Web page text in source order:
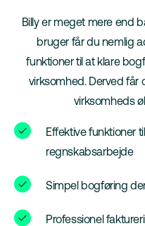
Billy er meget mere end
bruger får du nemlig
funktioner til at klare
virksomhed. Derved får
virksomheds
Effektive funktioner
regnskabsarbejde
Simpel bogføring
Professionel